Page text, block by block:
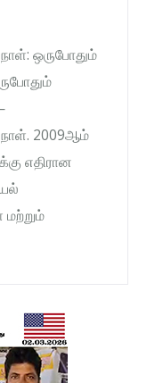
ஒருபோதும்
2009ஆம்
எதிரான